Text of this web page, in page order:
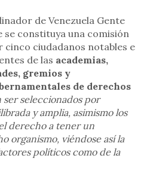
de Venezuela Gente
se constituya una comisión
ciudadanos notables e
de las academias,
gremios y
de derechos
ser seleccionados por
y amplia, asimismo los
derecho a tener un
organismo, viéndose así la
políticos como de la